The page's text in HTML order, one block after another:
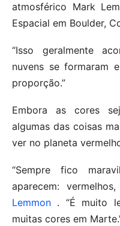
atmosférico Mark
Espacial em Boulder,
“Isso geralmente
nuvens se formaram
proporção.”
Embora as cores
algumas das coisas
ver no planeta
“Sempre fico
aparecem:
Lemmon . “É muito
muitas cores em